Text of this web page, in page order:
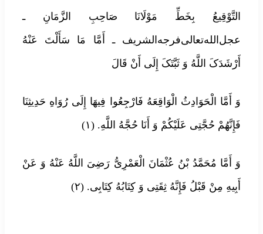
التَّوْقِیعُ بِخَطِّ مَوْلَانَا صَاحِبِ الزَّمَانِ ـ
عجل‌الله‌تعالی‌فرجه‌الشریف ـ أَمَّا مَا سَأَلْتَ عَنْهُ
أَرْشَدَکَ اللَّهُ وَ ثَبَّتَکَ إِلَی أَنْ قَالَ
وَ أَمَّا الْحَوَادِثُ الْوَاقِعَهُ فَارْجِعُوا فِیهَا إِلَی رُوَاهِ حَدِیثِنَا
فَإِنَّهُمْ حُجَّتِی عَلَیْکُمْ وَ أَنَا حُجَّهُ اللَّهِ. (۱)
وَ أَمَّا مُحَمَّدُ بْنُ عُثْمَانَ الْعَمْرِیُّ رَضِیَ اللَّهُ عَنْهُ وَ عَنْ
أَبِیهِ مِنْ قَبْلُ فَإِنَّهُ ثِقَتِی وَ کِتَابُهُ کِتَابِی. (۲)